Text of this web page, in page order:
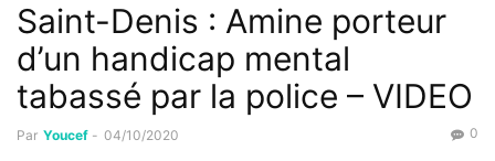
Saint-Denis : Amine porteur
d’un handicap mental
tabassé par la police – VIDEO
Par Youcef - 04/10/2020 0